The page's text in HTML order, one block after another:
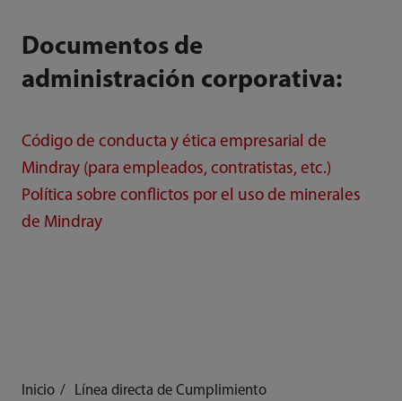
Documentos de
administración corporativa:
Código de conducta y ética empresarial de
Mindray (para empleados, contratistas, etc.)
Política sobre conflictos por el uso de minerales
de Mindray
Inicio Línea directa de Cumplimiento